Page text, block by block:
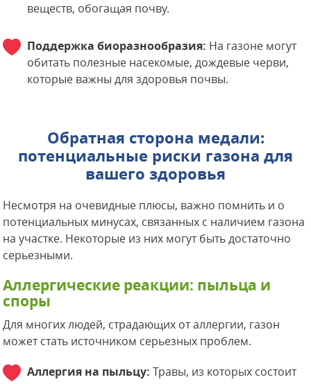
веществ, обогащая почву.
Поддержка биоразнообразия: На газоне могут
обитать полезные насекомые, дождевые черви,
которые важны для здоровья почвы.
Обратная сторона медали:
потенциальные риски газона для
вашего здоровья
Несмотря на очевидные плюсы, важно помнить и о
потенциальных минусах, связанных с наличием газона
на участке. Некоторые из них могут быть достаточно
серьезными.
Аллергические реакции: пыльца и
споры
Для многих людей, страдающих от аллергии, газон
может стать источником серьезных проблем.
Аллергия на пыльцу: Травы, из которых состоит